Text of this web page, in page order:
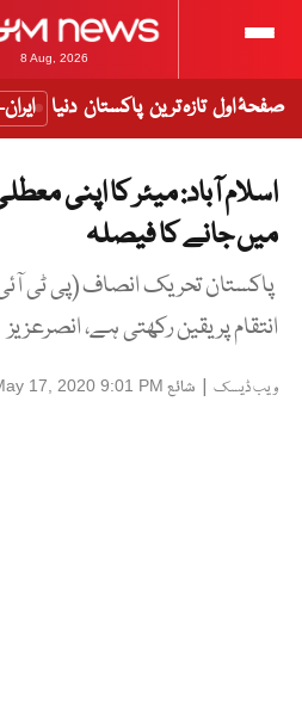
8 Aug, 2026
صفحۂ اول تازہ ترین پاکستان دنیا
اسلام آباد: میئر کا اپنی
میں جانے کا فیصلہ
پاکستان تحریک انصاف (پی ٹی
انتقام پر یقین رکھتی ہے، انصرعزیز
ویب ڈیسک | شائع 17, 2020 9:01 PM